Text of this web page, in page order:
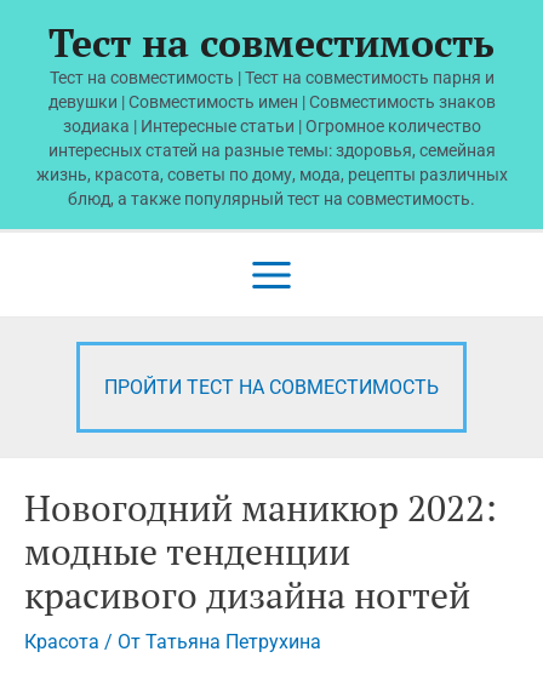
содержимому
Тест на совместимость
Тест на совместимость | Тест на совместимость парня и
девушки | Совместимость имен | Совместимость знаков
зодиака | Интересные статьи | Огромное количество
интересных статей на разные темы: здоровья, семейная
жизнь, красота, советы по дому, мода, рецепты различных
блюд, а также популярный тест на совместимость.
Main
Menu
ПРОЙТИ ТЕСТ НА СОВМЕСТИМОСТЬ
Новогодний маникюр 2022:
модные тенденции
красивого дизайна ногтей
Красота / От Татьяна Петрухина